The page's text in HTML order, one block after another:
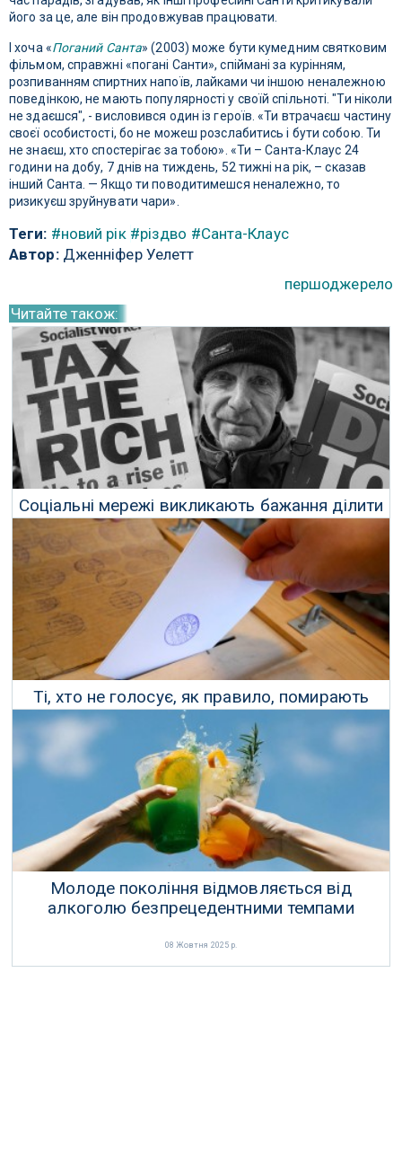
його за це, але він продовжував працювати.
І хоча «Поганий Санта» (2003) може бути кумедним святковим
фільмом, справжні «погані Санти», спіймані за курінням,
розпиванням спиртних напоїв, лайками чи іншою неналежною
поведінкою, не мають популярності у своїй спільноті. "Ти ніколи
не здаєшся", - висловився один із героїв. «Ти втрачаєш частину
своєї особистості, бо не можеш розслабитись і бути собою. Ти
не знаєш, хто спостерігає за тобою». «Ти – Санта-Клаус 24
години на добу, 7 днів на тиждень, 52 тижні на рік, – сказав
інший Санта. — Якщо ти поводитимешся неналежно, то
ризикуєш зруйнувати чари».
Теги: #новий рік #різдво #Санта-Клаус
Автор:Дженніфер Уелетт
першоджерело
Читайте також:
Соціальні мережі викликають бажання ділити
та віднімати
27 Листопада 2025 р.
Ті, хто не голосує, як правило, помирають
раніше
11 Листопада 2025 р.
Молоде покоління відмовляється від
алкоголю безпрецедентними темпами
08 Жовтня 2025 р.